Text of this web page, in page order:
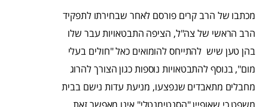
מכתבו של הרב קרים פורסם לאחר שבחירתו לתפקיד
הרב הראשי של צה"ל, הציפה התבטאויות עבר שלו
בהן טען שיש להתייחס להומואים כאל "חולים בעלי
מום", בנוסף להתבטאויות נוספות כגון הצורך להרוג
מחבלים מתאבדים שנפצעו, מניעת עדות נישם בבית